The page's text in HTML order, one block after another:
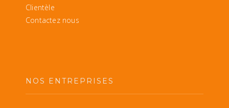
Clientèle
Contactez nous
NOS ENTREPRISES